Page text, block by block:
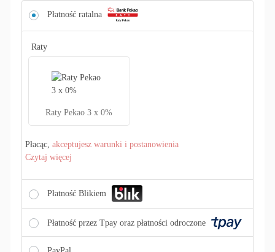
Płatność ratalna
Raty
Raty Pekao 3 x 0%
Płacąc,akceptujesz warunki i postanowienia
Czytaj więcej
Płatność Blikiem
Płatność przez Tpay oraz płatności odroczone